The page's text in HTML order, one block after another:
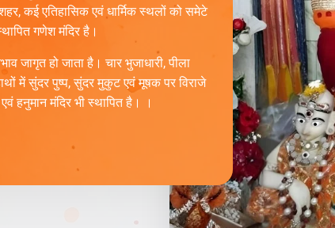
कई एतिहासिक एवं धार्मिक स्थलों को समेटे
गणेश मंदिर है।
जागृत हो जाता है। चार भुजाधारी, पीला
में सुंदर पुष्प, सुंदर मुकुट एवं मूषक पर विराजे
हनुमान मंदिर भी स्थापित है। ।